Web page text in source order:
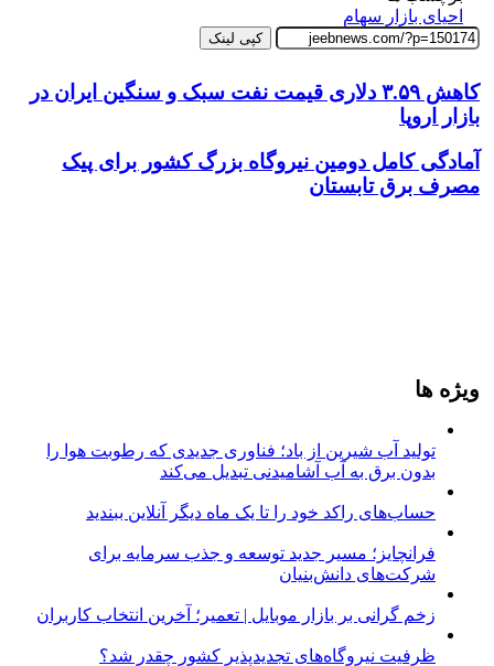
احیای بازار سهام
کپی لینک
کاهش ۳.۵۹ دلاری قیمت نفت سبک و سنگین ایران در
بازار اروپا
آمادگی کامل دومین نیروگاه بزرگ کشور برای پیک
مصرف برق تابستان
ویژه ها
تولید آب شیرین از باد؛ فناوری جدیدی که رطوبت هوا را
بدون برق به آب آشامیدنی تبدیل می‌کند
حساب‌های راکد خود را تا یک ماه دیگر آنلاین ببندید
فرانچایز؛ مسیر جدید توسعه و جذب سرمایه برای
شرکت‌های دانش‌بنیان
زخم گرانی بر بازار موبایل | تعمیر؛ آخرین انتخاب کاربران
ظرفیت نیروگاه‌های تجدیدپذیر کشور چقدر شد؟